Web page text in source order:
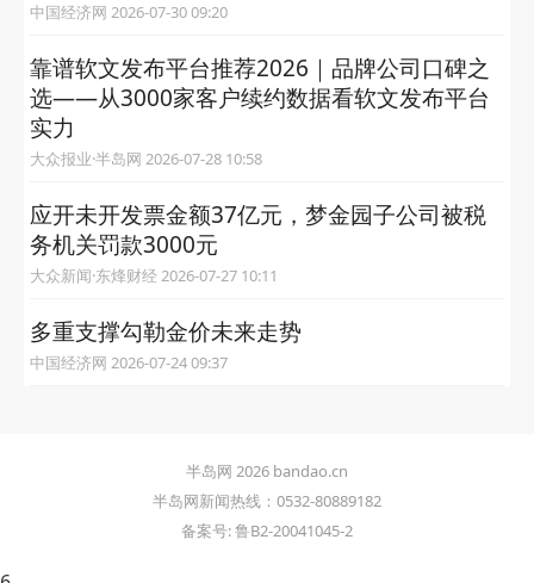
中国经济网 2026-07-30 09:20
靠谱软文发布平台推荐2026｜品牌公司口碑之
选——从3000家客户续约数据看软文发布平台
实力
大众报业·半岛网 2026-07-28 10:58
应开未开发票金额37亿元，梦金园子公司被税
务机关罚款3000元
大众新闻·东烽财经 2026-07-27 10:11
多重支撑勾勒金价未来走势
中国经济网 2026-07-24 09:37
半岛网 2026 bandao.cn
半岛网新闻热线：0532-80889182
备案号: 鲁B2-20041045-2